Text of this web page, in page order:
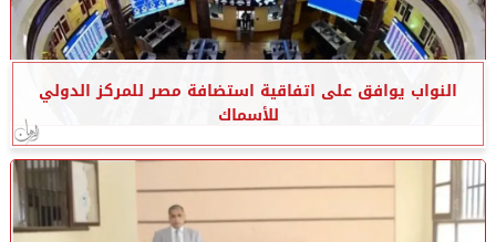
النواب يوافق على اتفاقية استضافة مصر للمركز الدولي
للأسماك